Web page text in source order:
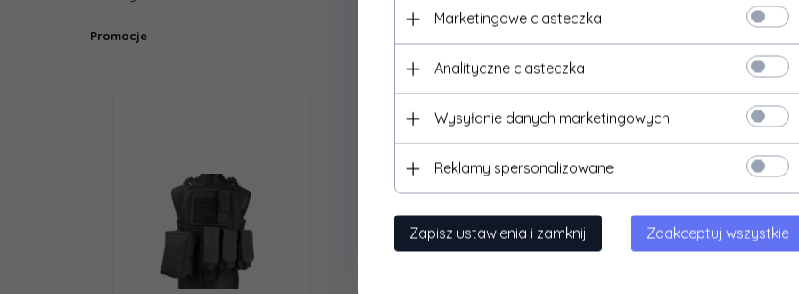
Promocje
- czarna
FMA - Hełm Ballistic CFH -
Marketingowe ciasteczka
Analityczne ciasteczka
Wysyłanie danych marketingowych
Reklamy spersonalizowane
Zapisz ustawienia i zamknij Zaakceptuj wszystkie